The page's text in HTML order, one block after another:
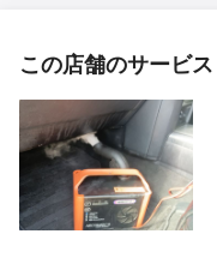
この店舗のサービス